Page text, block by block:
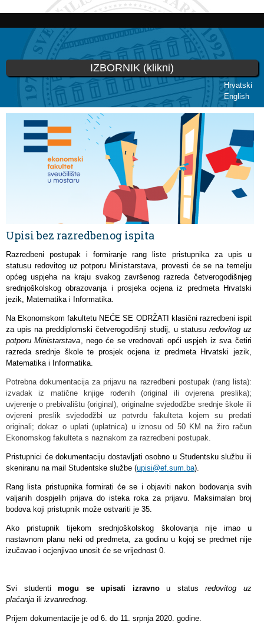
Skoči
glavni
sadržaj
Hrvatski
English
IZBORNIK (klikni)
Vi ste ovdje
Upisi bez razredbenog ispita
Razredbeni postupak i formiranje rang liste pristupnika za upis u
statusu redovitog uz potporu Ministarstava, provesti će se na temelju
općeg uspjeha na kraju svakog završenog razreda četverogodišnjeg
srednjoškolskog obrazovanja i prosjeka ocjena iz predmeta Hrvatski
jezik, Matematika i Informatika.
Na Ekonomskom fakultetu NEĆE SE ODRŽATI klasični razredbeni ispit
za upis na preddiplomski četverogodišnji studij, u statusu redovitog uz
potporu Ministarstava, nego će se vrednovati opći uspjeh iz sva četiri
razreda srednje škole te prosjek ocjena iz predmeta Hrvatski jezik,
Matematika i Informatika.
Potrebna dokumentacija za prijavu na razredbeni postupak (rang lista):
izvadak iz matične knjige rođenih (original ili ovjerena preslika);
uvjerenje o prebivalištu (original), originalne svjedodžbe srednje škole ili
ovjereni preslik svjedodžbi uz potvrdu fakulteta kojem su predati
originali; dokaz o uplati (uplatnica) u iznosu od 50 KM na žiro račun
Ekonomskog fakulteta s naznakom za razredbeni postupak.
Pristupnici će dokumentaciju dostavljati osobno u Studentsku službu ili
skeniranu na mail Studentske službe (upisi@ef.sum.ba).
Rang lista pristupnika formirati će se i objaviti nakon bodovanja svih
valjanih dospjelih prijava do isteka roka za prijavu. Maksimalan broj
bodova koji pristupnik može ostvariti je 35.
Ako pristupnik tijekom srednjoškolskog školovanja nije imao u
nastavnom planu neki od predmeta, za godinu u kojoj se predmet nije
izučavao i ocjenjivao unosit će se vrijednost 0.
Svi studenti mogu se upisati izravno u status
redovitog uz
plaćanja ili izvanrednog.
Prijem dokumentacije je od 6. do 11. srpnja 2020. godine.